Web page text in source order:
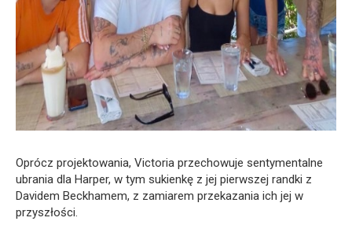
Oprócz projektowania, Victoria przechowuje sentymentalne
ubrania dla Harper, w tym sukienkę z jej pierwszej randki z
Davidem Beckhamem, z zamiarem przekazania ich jej w
przyszłości.